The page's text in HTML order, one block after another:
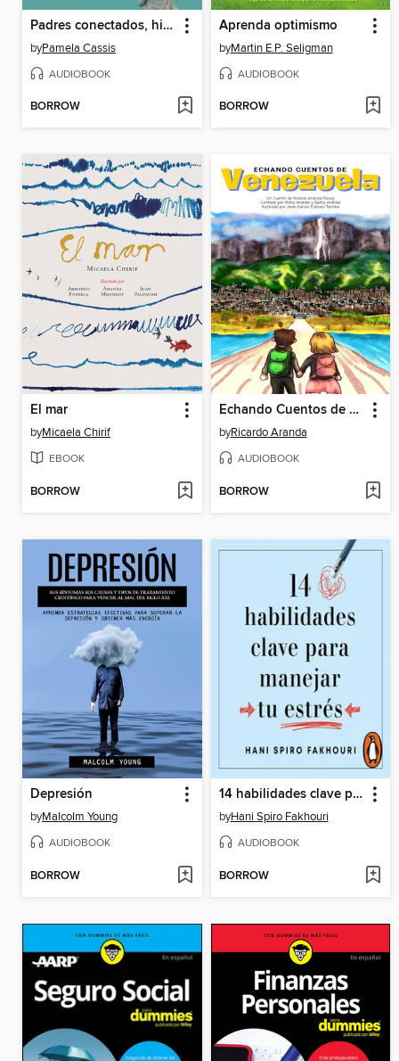
Padres conectados, hijos realizados
byPamela Cassis
AUDIOBOOK
BORROW
Aprenda optimismo
byMartin E.P. Seligman
AUDIOBOOK
BORROW
El mar
byMicaela Chirif
EBOOK
BORROW
Echando Cuentos de Venezuela
byRicardo Aranda
AUDIOBOOK
BORROW
Depresión
byMalcolm Young
AUDIOBOOK
BORROW
14 habilidades clave para manejar tu estrés
byHani Spiro Fakhouri
AUDIOBOOK
BORROW